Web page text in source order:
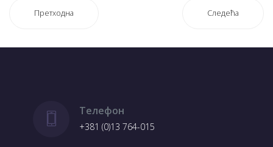
Претходна Следећа
Телефон
+381 (0)13 764-015